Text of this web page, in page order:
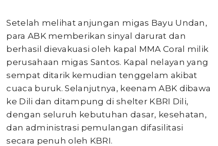
Setelah melihat anjungan migas Bayu Undan,
para ABK memberikan sinyal darurat dan
berhasil dievakuasi oleh kapal MMA Coral milik
perusahaan migas Santos. Kapal nelayan yang
sempat ditarik kemudian tenggelam akibat
cuaca buruk. Selanjutnya, keenam ABK dibawa
ke Dili dan ditampung di shelter KBRI Dili,
dengan seluruh kebutuhan dasar, kesehatan,
dan administrasi pemulangan difasilitasi
secara penuh oleh KBRI.